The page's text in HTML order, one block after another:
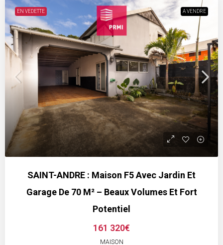
EN VEDETTE A VENDRE
SAINT-ANDRE : Maison F5 Avec Jardin Et
Garage De 70 M² – Beaux Volumes Et Fort
Potentiel
161 320€
MAISON